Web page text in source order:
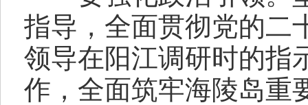
指导，全面贯彻党的二
领导在阳江调研时的指
作，全面筑牢海陵岛重